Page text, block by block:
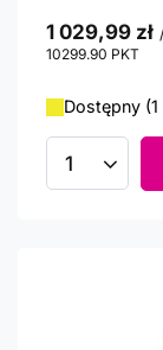
1 029,99 zł
10299.90 PKT
Dostępny
Ilość